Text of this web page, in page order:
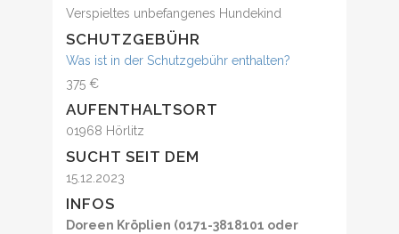
Verspieltes unbefangenes Hundekind
SCHUTZGEBÜHR
Was ist in der Schutzgebühr enthalten?
375 €
AUFENTHALTSORT
01968 Hörlitz
SUCHT SEIT DEM
15.12.2023
INFOS
Doreen Kröplien (0171-3818101 oder